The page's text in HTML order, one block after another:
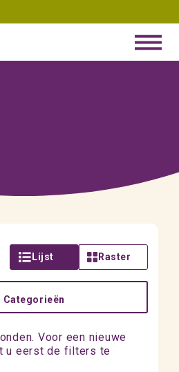
Lijst Raster
Categorieën
Voor een nieuwe
u eerst de filters te